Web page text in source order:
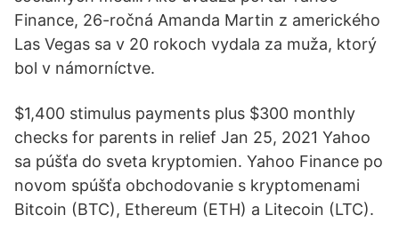
Finance, 26-ročná Amanda Martin z amerického
Las Vegas sa v 20 rokoch vydala za muža, ktorý
bol v námorníctve.
$1,400 stimulus payments plus $300 monthly
checks for parents in relief Jan 25, 2021 Yahoo
sa púšťa do sveta kryptomien. Yahoo Finance po
novom spúšťa obchodovanie s kryptomenami
Bitcoin (BTC), Ethereum (ETH) a Litecoin (LTC).